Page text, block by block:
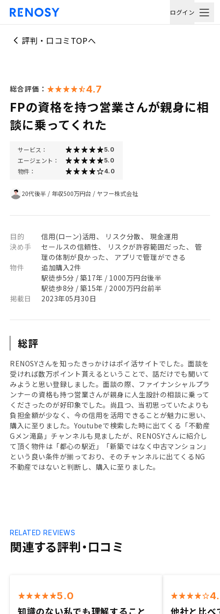
ログイン
評判・口コミTOPへ
総合評価： 4.7
FPの資格を持つ営業さんが親身に相
談に乗ってくれた
サービス： 5.0
エージェント： 5.0
物件： 4.0
20代後半 / 年収500万円台 / ヤフー株式会社
目的
信用(ローン)活用、 リスク分散、 現金運用
決め手
セールスの信頼性、 リスクが許容範囲だった、 管
理の体制が良かった、 アプリで管理ができる
物件
追加購入2件
駅徒歩5分 / 築17年 / 1000万円台後半
駅徒歩8分 / 築15年 / 2000万円台前半
掲載日
2023年05月30日
総評
RENOSYさんを知ったきっかけはポイ活サイトでした。面談を
受ければ数万ポイント貰えるということで、話だけでも聞いて
みようと思い登録しました。面談の際、ファイナンシャルプラ
ンナーの資格も持つ営業さんが親身に人生設計の相談に乗って
くださったのが好印象でした。尚且つ、当初思っていたよりも
負担金額が少なく、今の信用を活用できることが魅力に思い、
購入に至りました。Youtubeで検索した時に出てくる「不動産
Gメン滝島」チャンネルも見ましたが、RENOSYさんに紹介し
て頂く物件は「都心の駅近」「新築ではなく中古マンション」
という良い条件が揃っており、そのチャンネルに出てくるNG
不動産ではないと判断し、購入に至りました。
関連する評判・口コミ
RELATED REVIEWS
5.0
知識のない私でも理解すること
他社と比べ